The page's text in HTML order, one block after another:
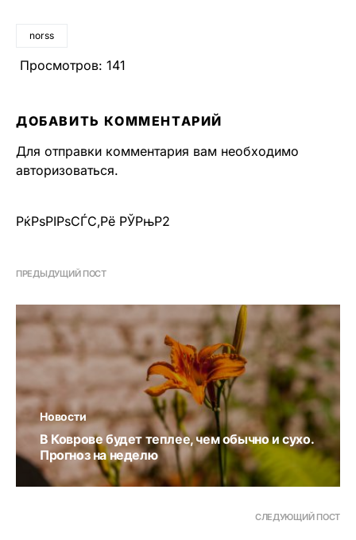
norss
Просмотров: 141
ДОБАВИТЬ КОММЕНТАРИЙ
Для отправки комментария вам необходимо
авторизоваться.
РќРѕРІРѕСЃС‚Рё РЎРњР2
ПРЕДЫДУЩИЙ ПОСТ
Новости
В Коврове будет теплее, чем обычно и сухо.
Прогноз на неделю
СЛЕДУЮЩИЙ ПОСТ